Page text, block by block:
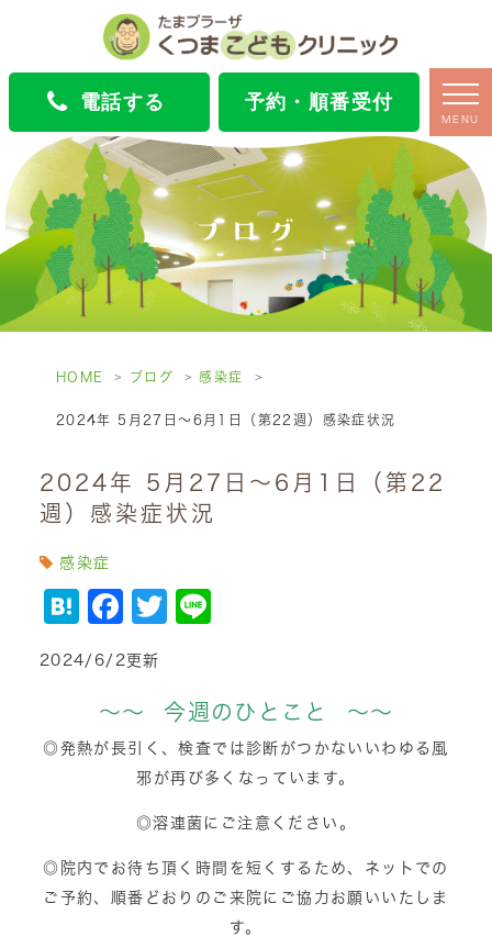
電話する 予約・順番受付
MENU
ブログ
HOME ブログ 感染症
2024年 5月27日～6月1日（第22週）感染症状況
2024年 5月27日～6月1日（第22
週）感染症状況
感染症
Hatena
Facebook
Twitter
2024/6/2更新
～～ 今週のひとこと ～～
◎発熱が長引く、検査では診断がつかないいわゆる風
邪が再び多くなっています。
◎溶連菌にご注意ください。
◎院内でお待ち頂く時間を短くするため、ネットでの
ご予約、順番どおりのご来院にご協力お願いいたしま
す。